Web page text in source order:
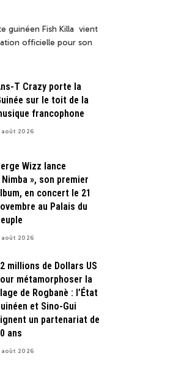
guinéen Fish Killa vient
officielle pour son
T Crazy porte la
sur le toit de la
francophone
août 2026
Wizz lance
Nimba », son premier
en concert le 21
au Palais du
août 2026
millions de Dollars US
métamorphoser la
de Rogbanè : l’État
et Sino-Gui
un partenariat de
ans
août 2026